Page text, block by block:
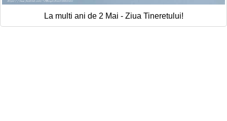
La multi ani de 2 Mai - Ziua Tineretului!